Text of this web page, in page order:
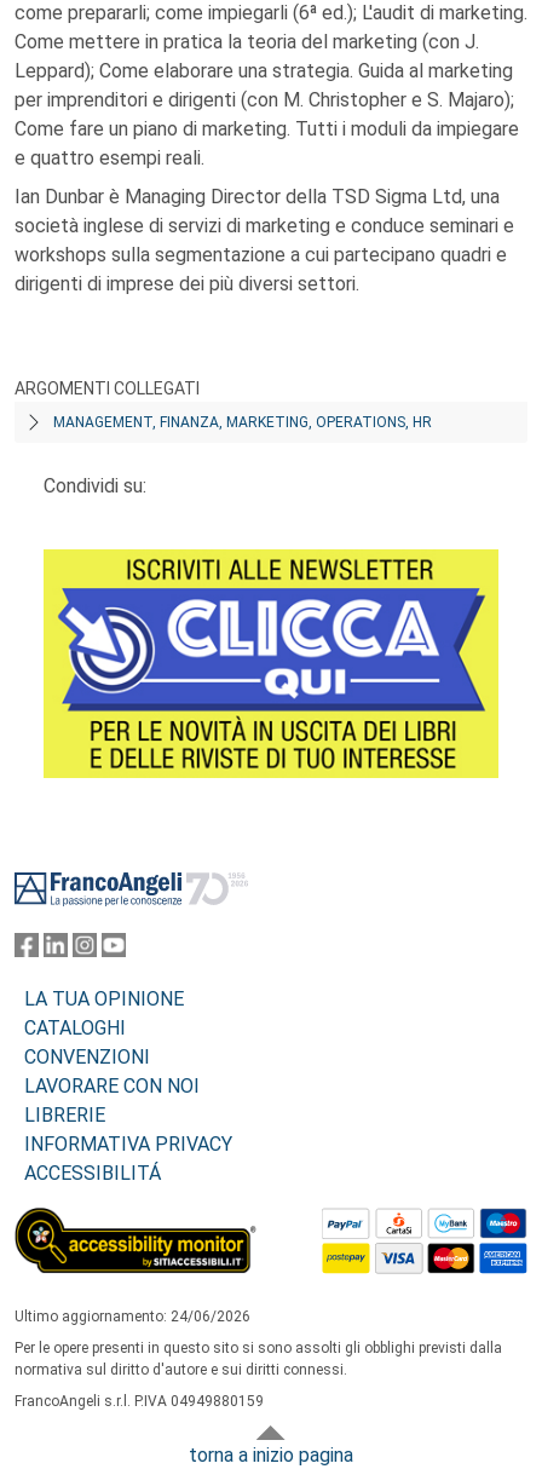
come prepararli; come impiegarli (6ª ed.); L'audit di marketing.
Come mettere in pratica la teoria del marketing (con J.
Leppard); Come elaborare una strategia. Guida al marketing
per imprenditori e dirigenti (con M. Christopher e S. Majaro);
Come fare un piano di marketing. Tutti i moduli da impiegare
e quattro esempi reali.
Ian Dunbar è Managing Director della TSD Sigma Ltd, una
società inglese di servizi di marketing e conduce seminari e
workshops sulla segmentazione a cui partecipano quadri e
dirigenti di imprese dei più diversi settori.
ARGOMENTI COLLEGATI
MANAGEMENT, FINANZA, MARKETING, OPERATIONS, HR
Condividi su:
LA TUA OPINIONE
CATALOGHI
CONVENZIONI
LAVORARE CON NOI
LIBRERIE
INFORMATIVA PRIVACY
ACCESSIBILITÁ
Ultimo aggiornamento: 24/06/2026
Per le opere presenti in questo sito si sono assolti gli obblighi previsti dalla
normativa sul diritto d'autore e sui diritti connessi.
FrancoAngeli s.r.l. P.IVA 04949880159
torna a inizio pagina